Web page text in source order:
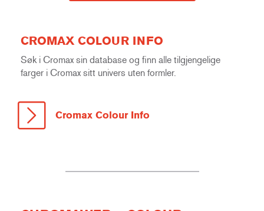
CROMAX COLOUR INFO
Søk i Cromax sin database og finn alle tilgjengelige
farger i Cromax sitt univers uten formler.
Cromax Colour Info